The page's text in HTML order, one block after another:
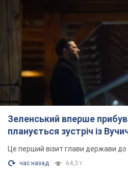
Зеленський вперше
планується зустріч із
Це перший візит глави держави
64,3 т.
"Верніть Федорова": у
поспіль тривають масові
картонками. Фото і відео
Учасники акцій продовжують
час назад 1,9 т.